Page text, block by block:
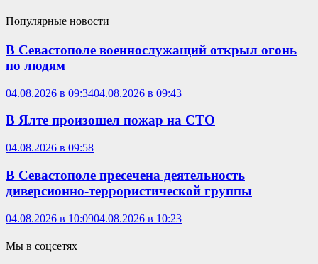
Популярные новости
В Севастополе военнослужащий открыл огонь
по людям
04.08.2026 в 09:3404.08.2026 в 09:43
В Ялте произошел пожар на СТО
04.08.2026 в 09:58
В Севастополе пресечена деятельность
диверсионно-террористической группы
04.08.2026 в 10:0904.08.2026 в 10:23
Мы в соцсетях